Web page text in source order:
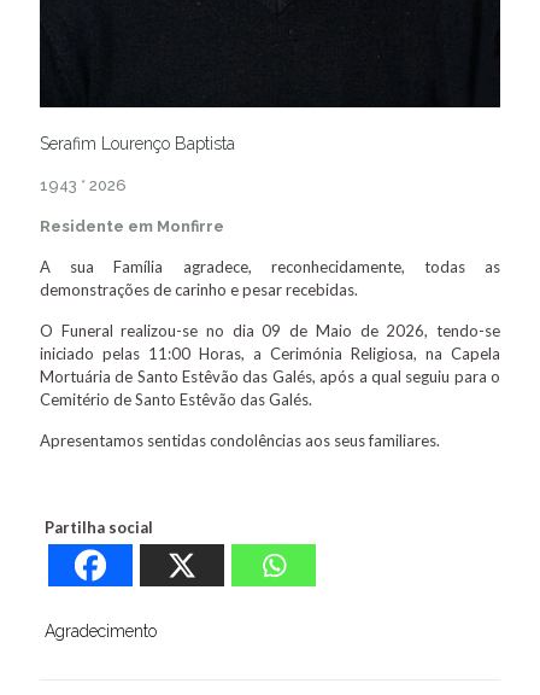
Serafim Lourenço Baptista
1943 * 2026
Residente em Monfirre
A sua Família agradece, reconhecidamente, todas as
demonstrações de carinho e pesar recebidas.
O Funeral realizou-se no dia 09 de Maio de 2026, tendo-se
iniciado pelas 11:00 Horas, a Cerimónia Religiosa, na Capela
Mortuária de Santo Estêvão das Galés, após a qual seguiu para o
Cemitério de Santo Estêvão das Galés.
Apresentamos sentidas condolências aos seus familiares.
Partilha social
Agradecimento